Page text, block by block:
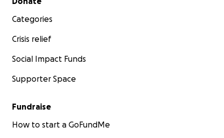
Categories
Crisis relief
Social Impact Funds
Supporter Space
Fundraise
How to start a GoFundMe